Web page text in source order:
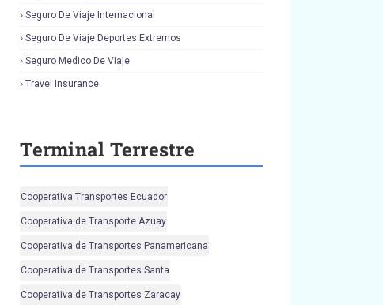
Seguro De Viaje Internacional
Seguro De Viaje Deportes Extremos
Seguro Medico De Viaje
Travel Insurance
Terminal Terrestre
Cooperativa Transportes Ecuador
Cooperativa de Transporte Azuay
Cooperativa de Transportes Panamericana
Cooperativa de Transportes Santa
Cooperativa de Transportes Zaracay